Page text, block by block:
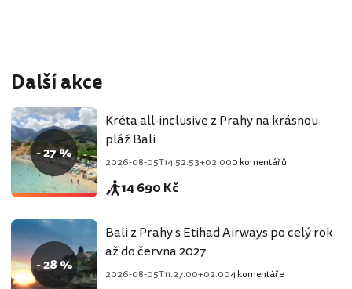
Další akce
- 27 %
Kréta all-inclusive z Prahy na krásnou
pláž Bali
2026-08-05T14:52:53+02:000 komentářů
14 690 Kč
- 28 %
Bali z Prahy s Etihad Airways po celý rok
až do června 2027
2026-08-05T11:27:00+02:004 komentáře